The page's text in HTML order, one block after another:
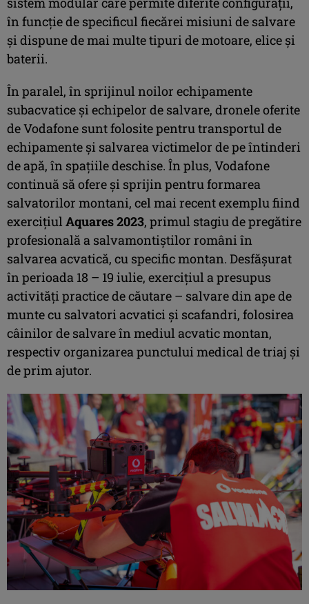
în funcție de specificul fiecărei misiuni de salvare
și dispune de mai multe tipuri de motoare, elice și
baterii.
În paralel, în sprijinul noilor echipamente
subacvatice și echipelor de salvare, dronele oferite
de Vodafone sunt folosite pentru transportul de
echipamente și salvarea victimelor de pe întinderi
de apă, în spațiile deschise. În plus, Vodafone
continuă să ofere și sprijin pentru formarea
salvatorilor montani, cel mai recent exemplu fiind
exercițiul Aquares 2023, primul stagiu de pregătire
profesională a salvamontiștilor români în
salvarea acvatică, cu specific montan. Desfășurat
în perioada 18 – 19 iulie, exercițiul a presupus
activități practice de căutare – salvare din ape de
munte cu salvatori acvatici și scafandri, folosirea
câinilor de salvare în mediul acvatic montan,
respectiv organizarea punctului medical de triaj și
de prim ajutor.